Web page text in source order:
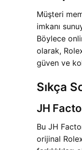
Müşteri
imkanı
Böylece
olarak,
güven ve
Sıkça
JH
Bu JH
orijinal